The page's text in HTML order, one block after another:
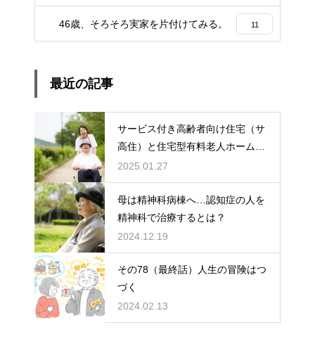
46歳、そろそろ実家を片付けてみる。 11
最近の記事
サービス付き高齢者向け住宅（サ
高住）と住宅型有料老人ホーム：
どちらを選ぶ？
2025.01.27
母は精神科病棟へ…認知症の人を
精神科で治療するとは？
2024.12.19
その78（最終話）人生の冒険はつ
づく
2024.02.13